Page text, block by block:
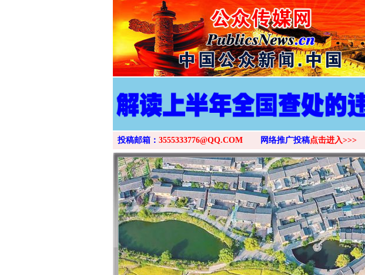
投稿邮箱： 3555333776@QQ.COM 网络推广投稿点击进入>>>